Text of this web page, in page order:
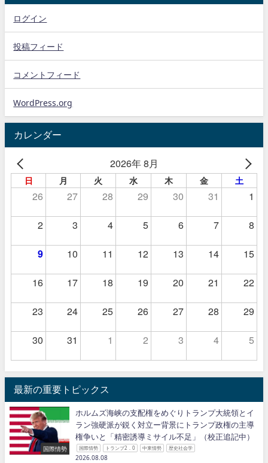
ログイン
投稿フィード
コメントフィード
WordPress.org
カレンダー
2026年 8月
日 月 火 水 木 金 土
26 27 28 29 30 31 1
2 3 4 5 6 7 8
9 10 11 12 13 14 15
16 17 18 19 20 21 22
23 24 25 26 27 28 29
30 31 1 2 3 4 5
最新の重要トピックス
国際情勢
ホルムズ海峡の支配権をめぐりトランプ大統領とイ
ラン強硬派が鋭く対立ー背景にトランプ政権の主導
権争いと「精密誘導ミサイル不足」（校正追記中）
国際情勢 トランプ2．0 中東情勢 歴史社会学
2026.08.08